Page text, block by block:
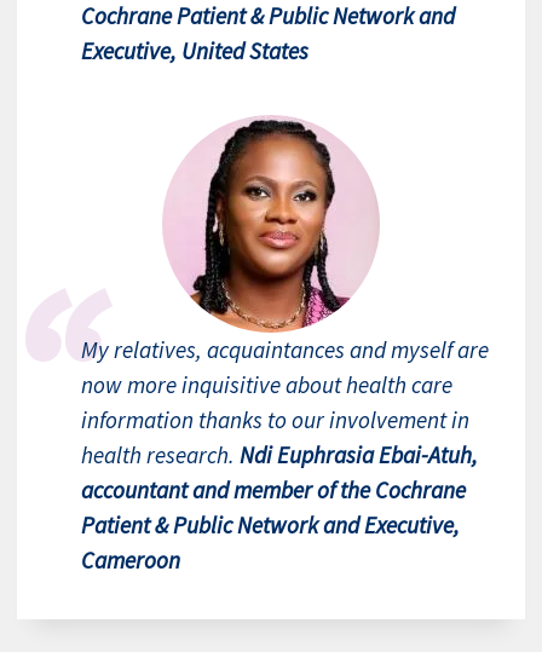
Cochrane Patient & Public Network and
Executive, United States
My relatives, acquaintances and myself are
now more inquisitive about health care
information thanks to our involvement in
health research. Ndi Euphrasia Ebai-Atuh,
accountant and member of the Cochrane
Patient & Public Network and Executive,
Cameroon